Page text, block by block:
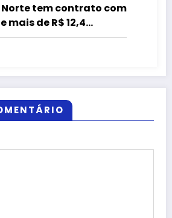
Norte tem contrato com
mais de R$ 12,4
citada em
MPC-ES